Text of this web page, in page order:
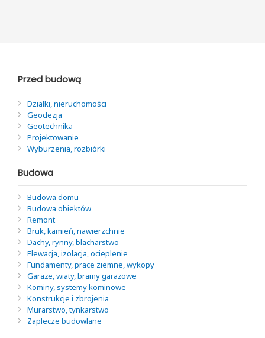
Przed budową
Działki, nieruchomości
Geodezja
Geotechnika
Projektowanie
Wyburzenia, rozbiórki
Budowa
Budowa domu
Budowa obiektów
Remont
Bruk, kamień, nawierzchnie
Dachy, rynny, blacharstwo
Elewacja, izolacja, ocieplenie
Fundamenty, prace ziemne, wykopy
Garaże, wiaty, bramy garażowe
Kominy, systemy kominowe
Konstrukcje i zbrojenia
Murarstwo, tynkarstwo
Zaplecze budowlane